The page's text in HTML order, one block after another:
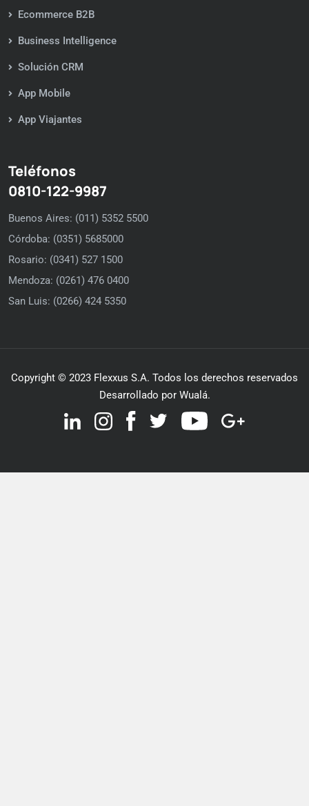
Ecommerce B2B
Business Intelligence
Solución CRM
App Mobile
App Viajantes
Teléfonos
0810-122-9987
Buenos Aires: (011) 5352 5500
Córdoba: (0351) 5685000
Rosario: (0341) 527 1500
Mendoza: (0261) 476 0400
San Luis: (0266) 424 5350
Copyright © 2023 Flexxus S.A. Todos los derechos reservados
Desarrollado por Wualá.